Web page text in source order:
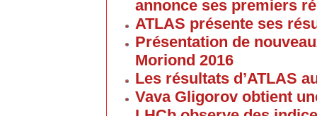
annonce ses premiers
ATLAS présente ses
Présentation de
Moriond 2016
Les résultats d’ATLAS
Vava Gligorov obtient